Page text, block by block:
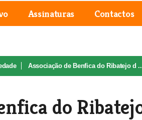
Assinaturas Contactos
Associação de Benfica do Ribatejo d
do